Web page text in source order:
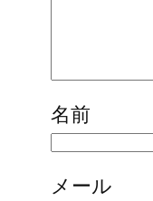
名前
メール